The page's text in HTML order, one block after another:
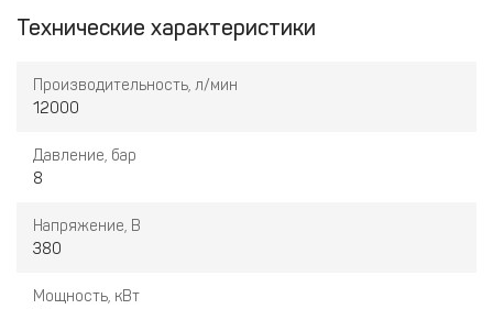
Технические характеристики
Производительность, л/мин
12000
Давление, бар
8
Напряжение, В
380
Мощность, кВт